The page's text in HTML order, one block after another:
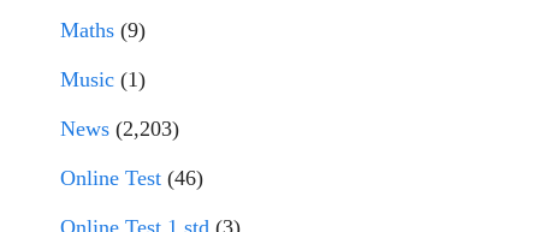
Maths (9)
Music (1)
News (2,203)
Online Test (46)